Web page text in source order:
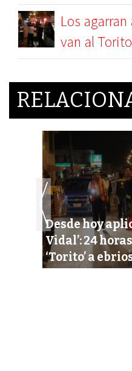
Los
van al Torito
Desde hoy
Vidal’: 24
‘Torito’ a